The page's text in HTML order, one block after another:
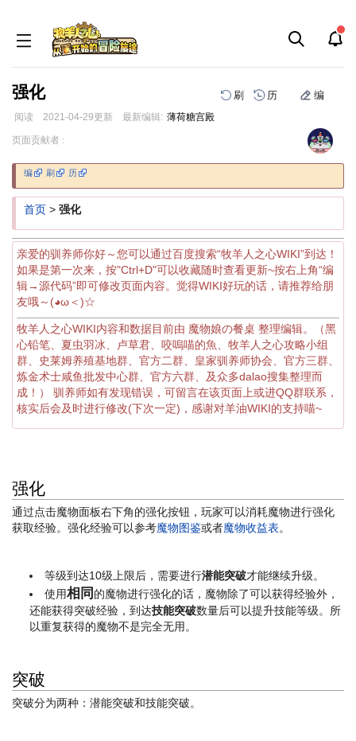
强化 刷 历 编
阅读 2021-04-29更新 最新编辑: 薄荷糖宫殿
跳
导
跳
搜
页面贡献者 :
编 刷 历
首页 > 强化
亲爱的驯养师你好～您可以通过百度搜索“牧羊人之心WIKI”到达！
如果是第一次来，按"Ctrl+D"可以收藏随时查看更新~按右上角“编
辑→源代码”即可修改页面内容。觉得WIKI好玩的话，请推荐给朋
友哦～(◕ω＜)☆
牧羊人之心WIKI内容和数据目前由 魔物娘の餐桌 整理编辑。（黑
心铅笔、夏虫羽冰、卢草君、咬嗚喵的魚、牧羊人之心攻略小组
群、史莱姆养殖基地群、官方二群、皇家驯养师协会、官方三群、
炼金术士咸鱼批发中心群、官方六群、及众多dalao搜集整理而
成！） 驯养师如有发现错误，可留言在该页面上或进QQ群联系，
核实后会及时进行修改(下次一定)，感谢对羊油WIKI的支持喵~
强化
通过点击魔物面板右下角的强化按钮，玩家可以消耗魔物进行强化
获取经验。强化经验可以参考魔物图鉴或者魔物收益表。
等级到达10级上限后，需要进行潜能突破才能继续升级。
使用相同 的魔物进行强化的话，魔物除了可以获得经验外，
还能获得突破经验，到达技能突破数量后可以提升技能等级。所
以重复获得的魔物不是完全无用。
突破
突破分为两种：潜能突破和技能突破。